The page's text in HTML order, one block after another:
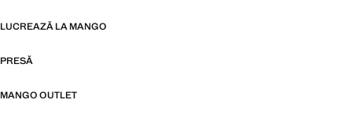
LUCREAZĂ LA MANGO
PRESĂ
MANGO OUTLET